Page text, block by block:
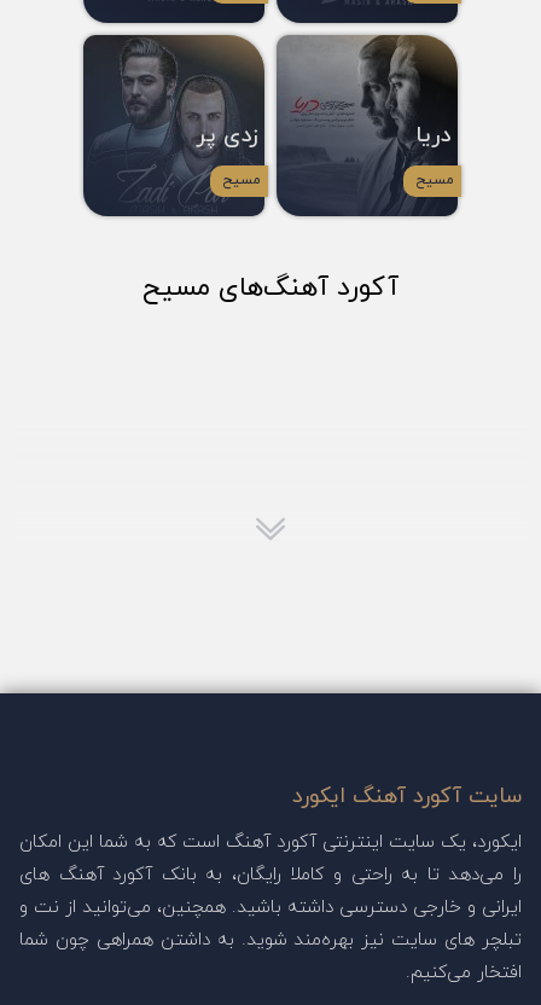
دریا
مسیح
زدی پر
مسیح
آکورد آهنگ‌های مسیح
سایت آکورد آهنگ ایکورد
ایکورد، یک سایت اینترنتی آکورد آهنگ است که به شما این امکان
را می‌دهد تا به راحتی و کاملا رایگان، به بانک آکورد آهنگ های
ایرانی و خارجی دسترسی داشته باشید. همچنین، می‌توانید از نت و
تبلچر های سایت نیز بهره‌مند شوید. به داشتن همراهی چون شما
افتخار می‌کنیم.